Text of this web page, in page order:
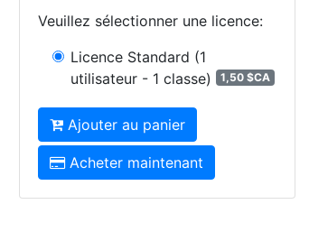
Veuillez sélectionner une licence:
Licence Standard (1
utilisateur - 1 classe)
1,50 $CA
Ajouter au panier
Acheter maintenant